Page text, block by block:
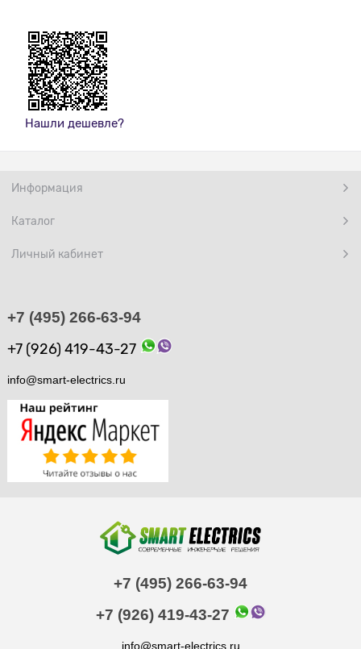
Нашли дешевле?
Информация
Каталог
Личный кабинет
+7 (495) 266-63-94
+7 (926) 419-43-27
info@smart-electrics.ru
+7 (495) 266-63-94
+7 (926) 419-43-27
info@smart-electrics.ru